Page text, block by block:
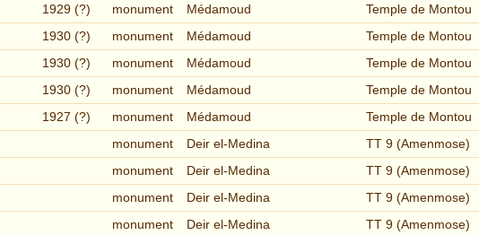
1929 (?) monument Médamoud
Temple de Montou
1930 (?) monument Médamoud
Temple de Montou
1930 (?) monument Médamoud
Temple de Montou
1930 (?) monument Médamoud
Temple de Montou
1927 (?) monument Médamoud
Temple de Montou
monument Deir el-Medina
TT 9 (Amenmose)
monument Deir el-Medina
TT 9 (Amenmose)
monument Deir el-Medina
TT 9 (Amenmose)
monument Deir el-Medina
TT 9 (Amenmose)